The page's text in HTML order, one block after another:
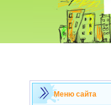
Меню сайта